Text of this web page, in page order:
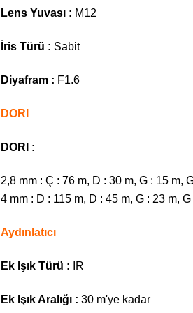
Lens Yuvası : M12
İris Türü : Sabit
Diyafram : F1.6
DORI
DORI :
2,8 mm : Ç : 76 m, D : 30 m, G : 15 m,
4 mm : D : 115 m, D : 45 m, G : 23 m, G
Aydınlatıcı
Ek Işık Türü : IR
Ek Işık Aralığı : 30 m'ye kadar